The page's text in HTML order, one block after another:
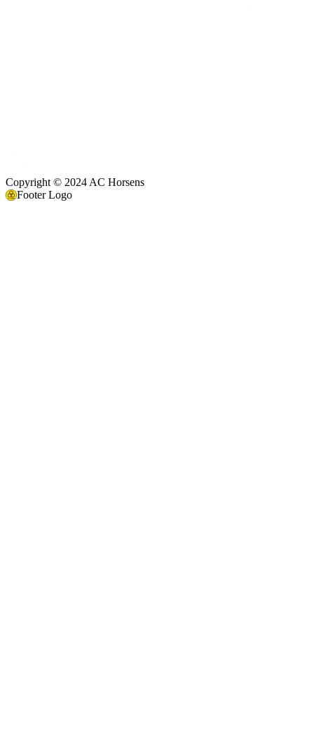
Copyright © 2024 AC Horsens
Footer Logo